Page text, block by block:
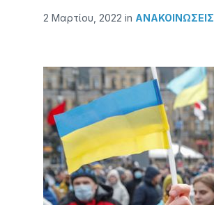
2 Μαρτίου, 2022 in ΑΝΑΚΟΙΝΏΣΕΙΣ